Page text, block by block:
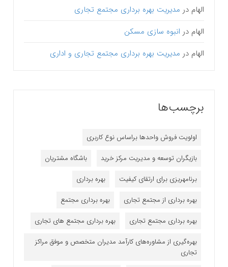
الهام در مدیریت بهره برداری مجتمع تجاری
الهام در انبوه سازی مسکن
الهام در مدیریت بهره برداری مجتمع تجاری و اداری
برچسب‌ها
اولویت فروش واحدها براساس نوع کاربری
بازیگران توسعه و مدیریت مرکز خرید
باشگاه مشتریان
برنامه‎ریزی برای ارتقای کیفیت
بهره برداری
بهره برداری از مجتمع تجاری
بهره برداری مجتمع
بهره برداری مجتمع تجاری
بهره برداری مجتمع های تجاری
بهره‌گیری از مشاوره‌های کارآمد مدیران متخصص و موفق مراکز
تجاری